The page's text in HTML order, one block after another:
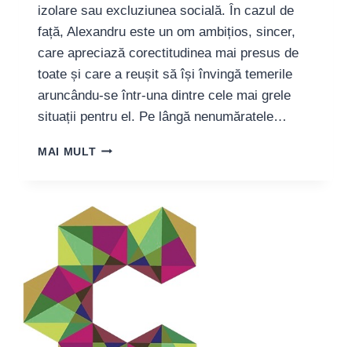
izolare sau excluziunea socială. În cazul de
față, Alexandru este un om ambițios, sincer,
care apreciază corectitudinea mai presus de
toate și care a reușit să își învingă temerile
aruncându-se într-una dintre cele mai grele
situații pentru el. Pe lângă nenumăratele…
MAI MULTÎNVĂȚÂND
ITALIA,
ANGLIA